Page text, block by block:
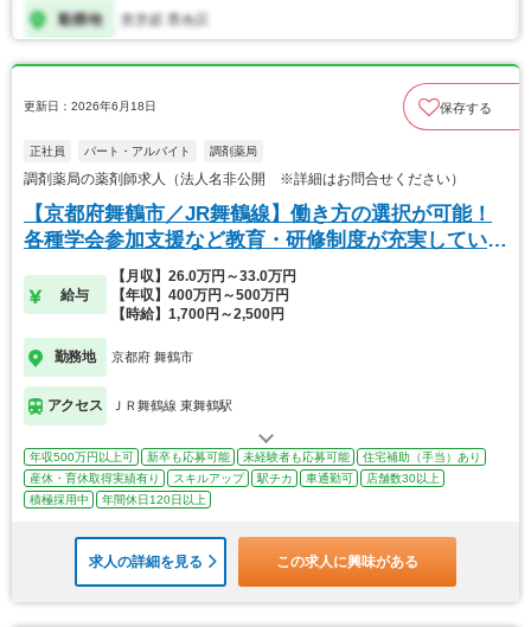
更新日：2026年6月18日 保存する
正社員 パート・アルバイト 調剤薬局
調剤薬局の薬剤師求人（法人名非公開 ※詳細はお問合せください）
【京都府舞鶴市／JR舞鶴線】働き方の選択が可能！
各種学会参加支援など教育・研修制度が充実していま
給与
【月収】26.0万円～33.0万円
【年収】400万円～500万円
【時給】1,700円～2,500円
勤務地 京都府 舞鶴市
アクセス ＪＲ舞鶴線 東舞鶴駅
年収500万円以上可 新卒も応募可能 未経験者も応募可能
住宅補助（手当）あり
産休・育休取得実績有り
スキルアップ 駅チカ 車通勤可
店舗数30以上
積極採用中
年間休日120日以上
求人の詳細を見る この求人に興味がある